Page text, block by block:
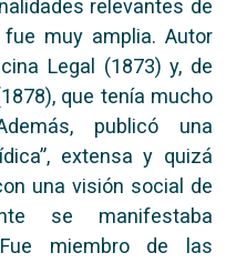
relevantes de
muy amplia. Autor
Legal (1873) y, de
que tenía mucho
publicó una
extensa y quizá
una visión social de
se manifestaba
miembro de las